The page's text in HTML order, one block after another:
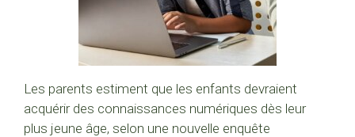
Les parents estiment que les enfants devraient
acquérir des connaissances numériques dès leur
plus jeune âge, selon une nouvelle enquête